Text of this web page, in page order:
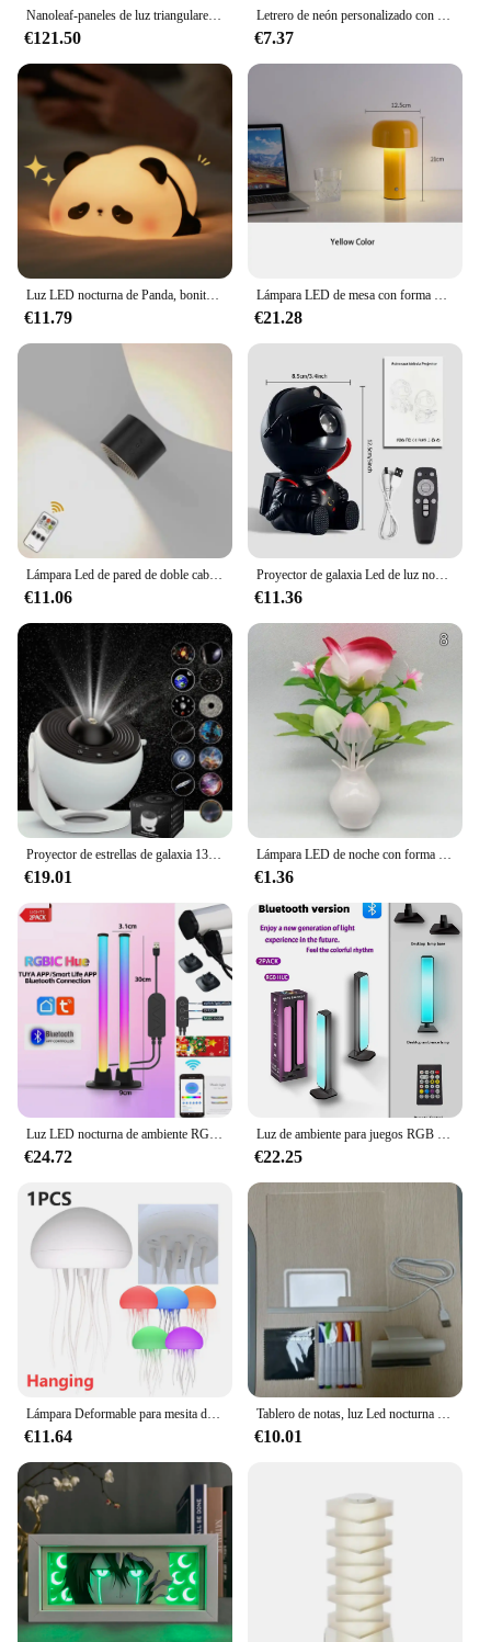
Nanoleaf-paneles de luz triangulares con Control por aplicación, lámparas LED de pared para jugadores, módulos geométricos inteligentes, lámpara cuántica, decoración para sala de juegos
€121.50
Letrero de neón personalizado con icono de juego, lámpara LED colorida para colgar en la pared, iluminación de Playstation, decoración para habitación, Bar, Club y reproductor
€7.37
Luz LED nocturna de Panda, bonita luz nocturna de silicona, lámpara de noche táctil recargable por USB, lámpara de sincronización para dormitorio, decoración, regalo para niños
€11.79
Lámpara LED de mesa con forma de seta colorida y creativa, moderna, con carga USB, para dormitorio, mesita de noche, estudio, lámparas de lectura, decoración para sala de estar, luces nocturnas
€21.28
€11.06
Proyector de galaxia Led de luz nocturna, proyector de estrellas, proyector de astronauta, luz de Galaxia Para el hogar, dormitorio decorativo, regalo para niños
€11.36
€19.01 €1.36
€24.72 €22.25
€11.64 €10.01